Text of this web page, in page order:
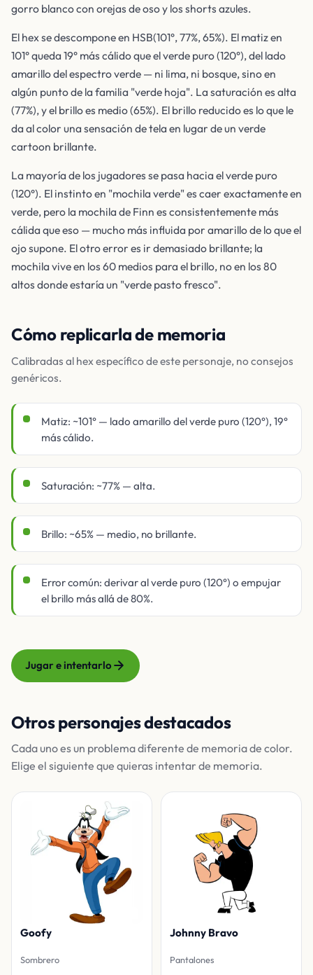
gorro blanco con orejas de oso y los shorts azules.
El hex se descompone en HSB(101°, 77%, 65%). El matiz en
101° queda 19° más cálido que el verde puro (120°), del lado
amarillo del espectro verde — ni lima, ni bosque, sino en
algún punto de la familia "verde hoja". La saturación es alta
(77%), y el brillo es medio (65%). El brillo reducido es lo que le
da al color una sensación de tela en lugar de un verde
cartoon brillante.
La mayoría de los jugadores se pasa hacia el verde puro
(120°). El instinto en "mochila verde" es caer exactamente en
verde, pero la mochila de Finn es consistentemente más
cálida que eso — mucho más influida por amarillo de lo que el
ojo supone. El otro error es ir demasiado brillante; la
mochila vive en los 60 medios para el brillo, no en los 80
altos donde estaría un "verde pasto fresco".
Cómo replicarla de memoria
Calibradas al hex específico de este personaje, no consejos
genéricos.
Matiz: ~101° — lado amarillo del verde puro (120°), 19°
más cálido.
Saturación: ~77% — alta.
Brillo: ~65% — medio, no brillante.
Error común: derivar al verde puro (120°) o empujar
el brillo más allá de 80%.
Jugar e intentarlo
Otros personajes destacados
Cada uno es un problema diferente de memoria de color.
Elige el siguiente que quieras intentar de memoria.
Goofy
Sombrero
Johnny Bravo
Pantalones